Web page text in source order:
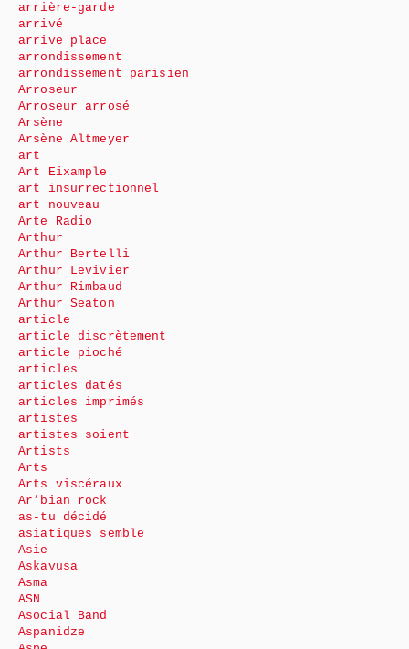
arrière-garde
arrivé
arrive place
arrondissement
arrondissement parisien
Arroseur
Arroseur arrosé
Arsène
Arsène Altmeyer
art
Art Eixample
art insurrectionnel
art nouveau
Arte Radio
Arthur
Arthur Bertelli
Arthur Levivier
Arthur Rimbaud
Arthur Seaton
article
article discrètement
article pioché
articles
articles datés
articles imprimés
artistes
artistes soient
Artists
Arts
Arts viscéraux
Ar’bian rock
as-tu décidé
asiatiques semble
Asie
Askavusa
Asma
ASN
Asocial Band
Aspanidze